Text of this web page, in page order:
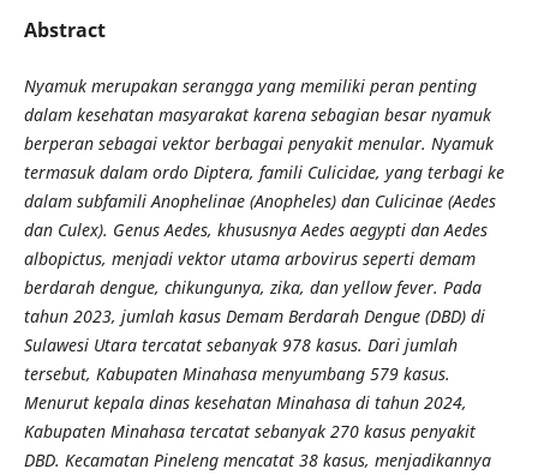
Abstract
Nyamuk merupakan serangga yang memiliki peran penting
dalam kesehatan masyarakat karena sebagian besar nyamuk
berperan sebagai vektor berbagai penyakit menular. Nyamuk
termasuk dalam ordo Diptera, famili Culicidae, yang terbagi ke
dalam subfamili Anophelinae (Anopheles) dan Culicinae (Aedes
dan Culex). Genus Aedes, khususnya Aedes aegypti dan Aedes
albopictus, menjadi vektor utama arbovirus seperti demam
berdarah dengue, chikungunya, zika, dan yellow fever. Pada
tahun 2023, jumlah kasus Demam Berdarah Dengue (DBD)di
Sulawesi Utara tercatat sebanyak 978 kasus. Dari jumlah
tersebut, Kabupaten Minahasa menyumbang 579 kasus.
Menurut kepala dinas kesehatan Minahasa di tahun 2024,
Kabupaten Minahasa tercatat sebanyak 270 kasus penyakit
DBD. Kecamatan Pineleng mencatat 38 kasus, menjadikannya